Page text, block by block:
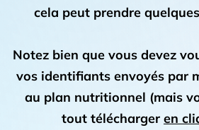
cela peut prendre
Notez bien que vous devez
vos identifiants envoyés par
au plan nutritionnel (mais
tout télécharger en